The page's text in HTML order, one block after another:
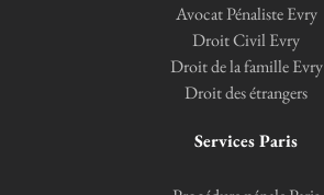
Avocat Pénaliste Evry
Droit Civil Evry
Droit de la famille Evry
Droit des étrangers
Services Paris